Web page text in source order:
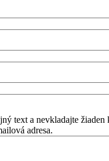
text a nevkladajte
adresa.